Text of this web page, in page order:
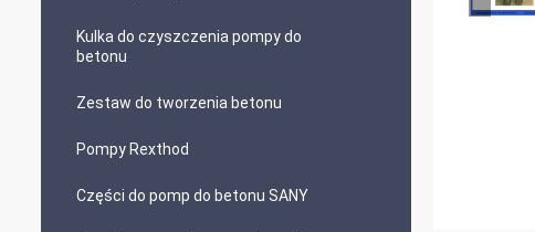
Kulka do czyszczenia pompy do
betonu
Zestaw do tworzenia betonu
Pompy Rexthod
Części do pomp do betonu SANY